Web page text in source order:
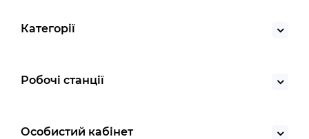
Категорії
Робочі станції
Особистий кабінет